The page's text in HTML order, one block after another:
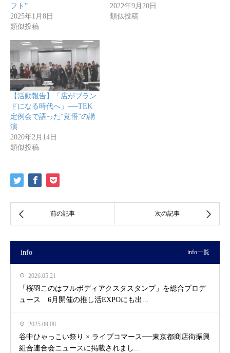
フト”
2025年1月8日
類似投稿
2022年9月20日
類似投稿
【活動報告】「店がブラン
ドになる時代へ」──TEK
定例会で語った“覚悟”の講
演
2020年2月14日
類似投稿
info info一覧
2026.05.21
「桜羽このはフルボディアクスタスタンプ」を総合プロデ
ュース 6月開催の推し活EXPOにも出...
2025.09.08
谷中ひゃっこい祭り × ライブコマース──東京都商店街振興
組合連合会ニュースに掲載されまし...